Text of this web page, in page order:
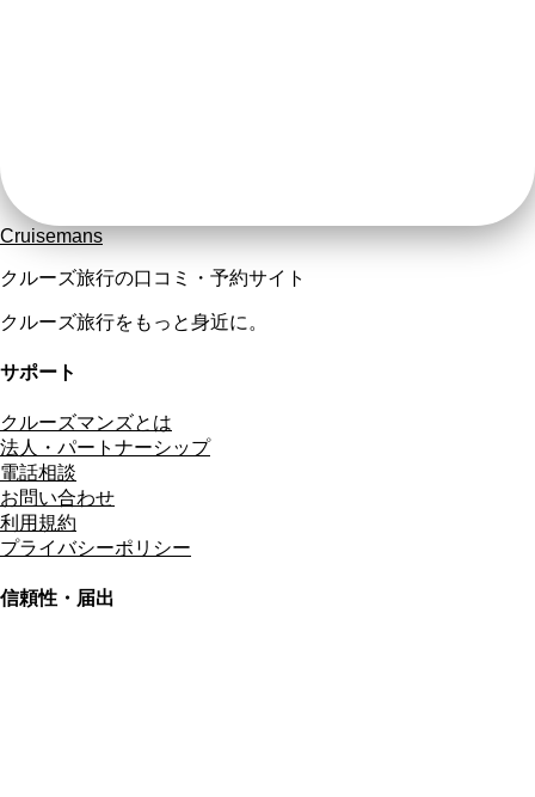
Cruisemans
クルーズ旅行の口コミ・予約サイト
クルーズ旅行をもっと身近に。
サポート
クルーズマンズとは
法人・パートナーシップ
電話相談
お問い合わせ
利用規約
プライバシーポリシー
信頼性・届出